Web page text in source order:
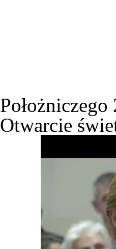
Położniczego
Otwarcie